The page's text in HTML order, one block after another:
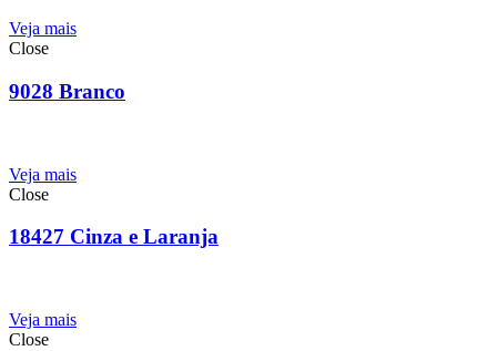
Veja mais
Close
9028 Branco
Veja mais
Close
18427 Cinza e Laranja
Veja mais
Close